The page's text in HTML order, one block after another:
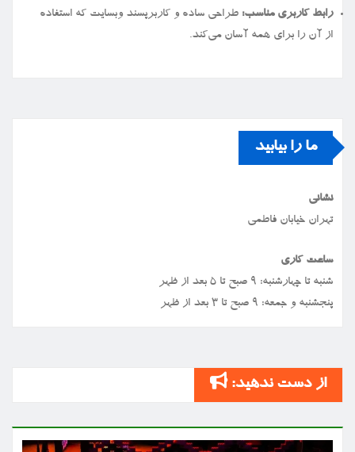
رابط کاربری مناسب: طراحی ساده و کاربرپسند وبسایت که استفاده
از آن را برای همه آسان می‌کند.
ما را بیابید
نشانی
تهران خیابان فاطمی
ساعت کاری
شنبه تا چهارشنبه: ۹ صبح تا ۵ بعد از ظهر
پنجشنبه و جمعه: ۹ صبح تا ۳ بعد از ظهر
از دست ندهید: